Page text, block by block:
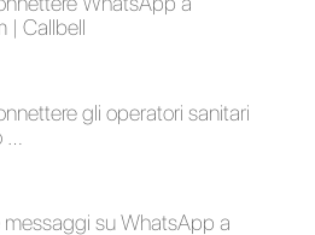
un servizio clienti
e facilmente
Callbell si
come una soluzione
e ideale per le aziende